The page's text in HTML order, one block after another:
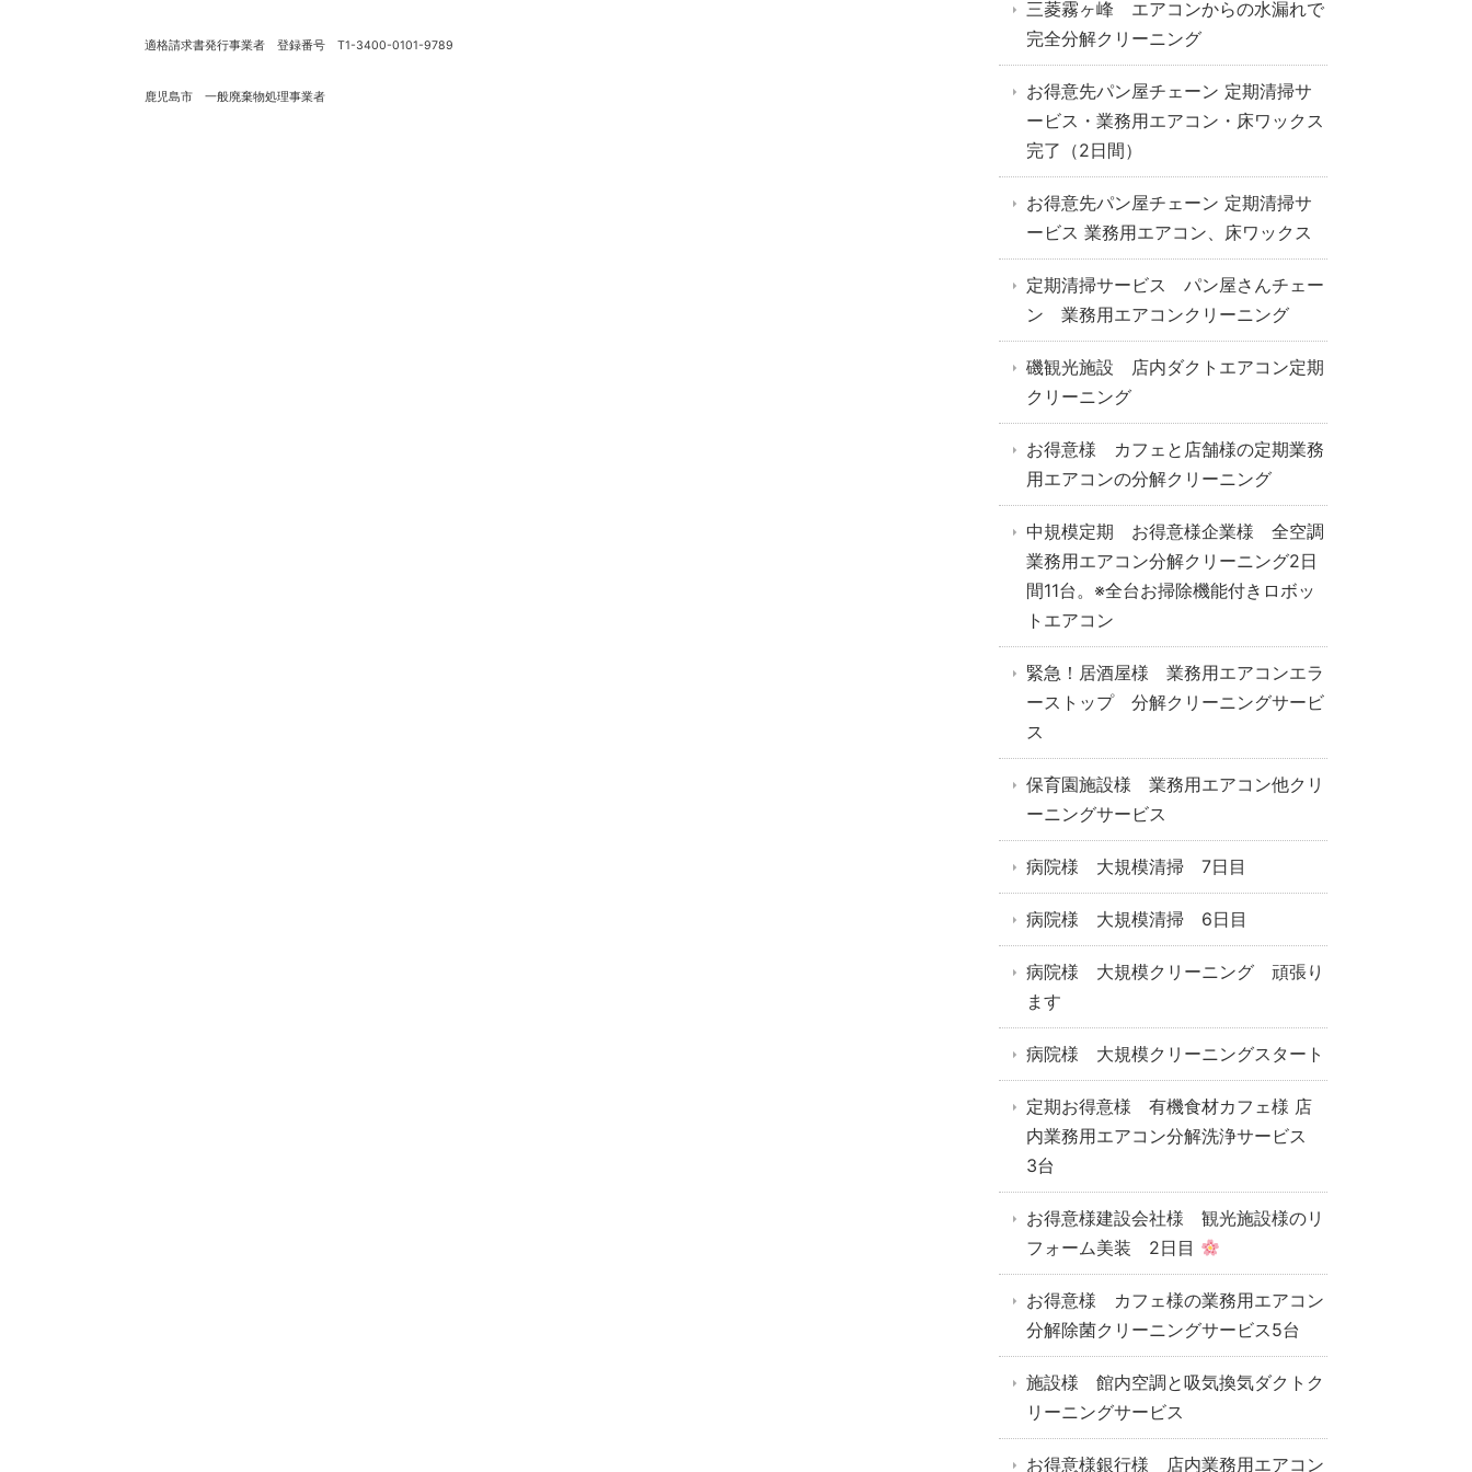
適格請求書発行事業者 登録番号 T1-3400-0101-9789
鹿児島市 一般廃棄物処理事業者
三菱霧ヶ峰 エアコンからの水漏れで
完全分解クリーニング
お得意先パン屋チェーン 定期清掃サ
ービス・業務用エアコン・床ワックス
完了（2日間）
お得意先パン屋チェーン 定期清掃サ
ービス 業務用エアコン、床ワックス
定期清掃サービス パン屋さんチェー
ン 業務用エアコンクリーニング
磯観光施設 店内ダクトエアコン定期
クリーニング
お得意様 カフェと店舗様の定期業務
用エアコンの分解クリーニング
中規模定期 お得意様企業様 全空調
業務用エアコン分解クリーニング2日
間11台。※全台お掃除機能付きロボッ
トエアコン
緊急！居酒屋様 業務用エアコンエラ
ーストップ 分解クリーニングサービ
ス
保育園施設様 業務用エアコン他クリ
ーニングサービス
病院様 大規模清掃 7日目
病院様 大規模清掃 6日目
病院様 大規模クリーニング 頑張り
ます
病院様 大規模クリーニングスタート
定期お得意様 有機食材カフェ様 店
内業務用エアコン分解洗浄サービス
3台
お得意様建設会社様 観光施設様のリ
フォーム美装 2日目
お得意様 カフェ様の業務用エアコン
分解除菌クリーニングサービス5台
施設様 館内空調と吸気換気ダクトク
リーニングサービス
お得意様銀行様 店内業務用エアコン